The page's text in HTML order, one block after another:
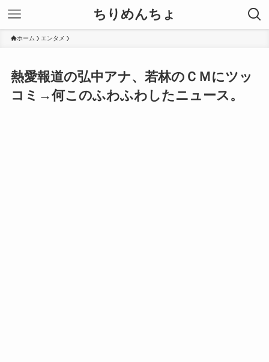
ちりめんちょ
ホーム エンタメ
熱愛報道の弘中アナ、若林のＣＭにツッ
コミ→何このふわふわしたニュース。